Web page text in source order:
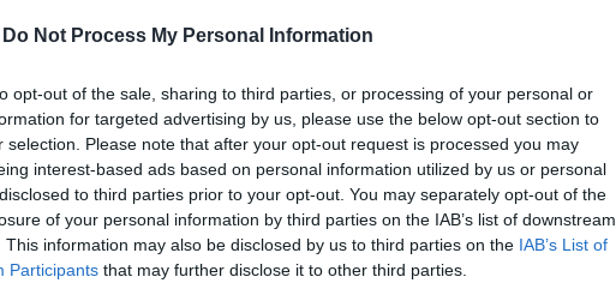
Do Not Process My Personal Information
opt-out of the sale, sharing to third parties, or processing of your personal or
for targeted advertising by us, please use the below opt-out section to
selection. Please note that after your opt-out request is processed you may
interest-based ads based on personal information utilized by us or personal
to third parties prior to your opt-out. You may separately opt-out of the
of your personal information by third parties on the IAB’s list of downstream
This information may also be disclosed by us to third parties on the IAB’s List of
Participants that may further disclose it to other third parties.
legpompásabb
ruháiban
SZTÁRHÍREK